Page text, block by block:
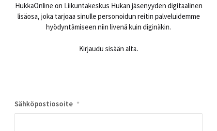
HukkaOnline on Liikuntakeskus Hukan jäsenyyden digitaalinen
lisäosa, joka tarjoaa sinulle personoidun reitin palveluidemme
hyödyntämiseen niin livenä kuin diginäkin.
Kirjaudu sisään alta.
Sähköpostiosoite *